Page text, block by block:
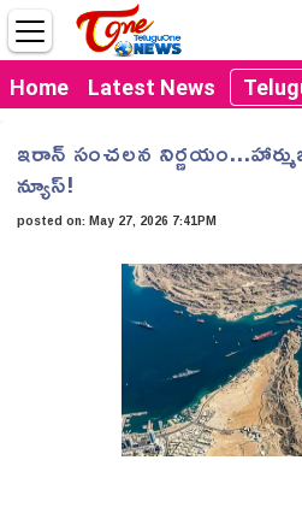
Home Latest News
ఇరాన్ సంచలన
న్యూస్!
posted on:May 27, 2026 7:41PM